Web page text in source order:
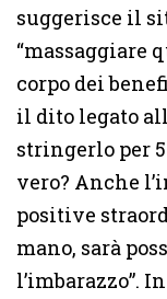
suggerisce il
“massaggiare
corpo dei
il dito legato
stringerlo per
vero? Anche
positive
mano, sarà
l’imbarazzo”.